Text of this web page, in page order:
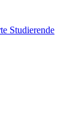
Studierende